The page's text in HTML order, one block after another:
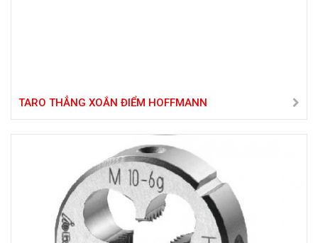
TARO THẲNG XOẮN ĐIỂM HOFFMANN